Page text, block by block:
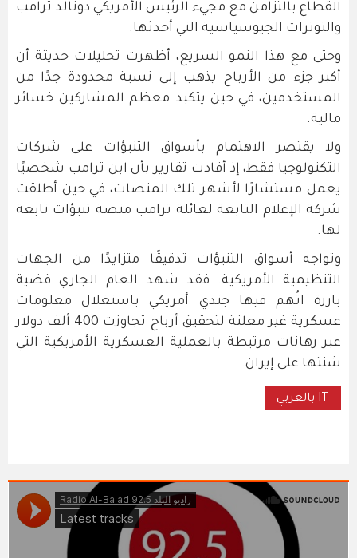
القطاع بالتزامن مع مجيء الرئيس الأمريكي دونالد ترامب
والتوترات الجيوسياسية التي أحدثها.
وحتى مع هذا النمو السريع، أظهرت تحليلات حديثة أن
أكبر جزء من الأرباح يذهب إلى نسبة محدودة جدًا من
المستخدمين، في حين يتكبد معظم المشاركين خسائر
مالية.
ولا يقتصر الاهتمام بأسواق التنبؤات على شركات
التكنولوجيا فقط، إذ أفادت تقارير بأن ابن ترامب شخصيًا
يعمل مستشارًا لأشهر تلك المنصات، في حين أطلقت
شركة الإعلام التابعة لعائلة ترامب منصة تنبؤات تابعة
لها.
وتواجه أسواق التنبؤات تدقيقًا متزايدًا من الجهات
التنظيمية الأمريكية. فقد شهد العام الجاري قضية
بارزة اتُهم فيها جندي أمريكي باستغلال معلومات
عسكرية غير معلنة لتحقيق أرباح تجاوزت 400 ألف دولار
عبر رهانات مرتبطة بالعملية العسكرية الأمريكية التي
شنتها على إيران.
IT بالعربي